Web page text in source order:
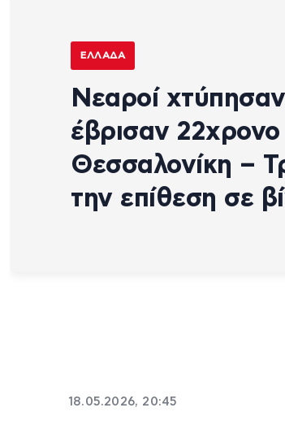
ΕΛΛΆΔΑ
Νεαροί χτύπησαν
έβρισαν
Θεσσαλονίκη –
την επίθεση σε
18.05.2026, 20:45